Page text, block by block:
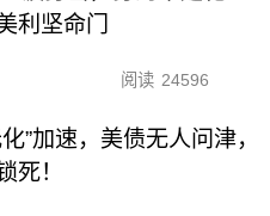
利坚命门
阅读 24596
”加速，美债无人问津，
死！